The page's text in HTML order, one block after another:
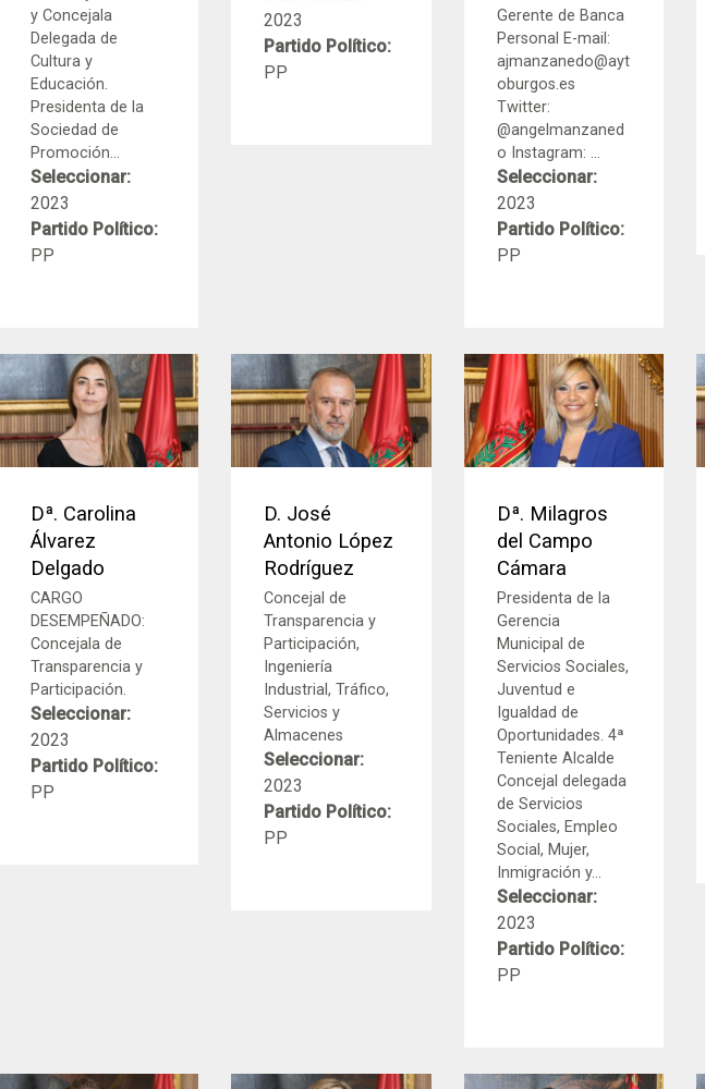
y Concejala
Delegada de
Cultura y
Educación.
Presidenta de la
Sociedad de
Promoción...
Seleccionar:
2023
Partido Político:
PP
2023
Partido Político:
PP
Gerente de Banca
Personal E-mail:
ajmanzanedo@ayt
oburgos.es
Twitter:
@angelmanzaned
o Instagram: ...
Seleccionar:
2023
Partido Político:
PP
Dª. Carolina
Álvarez
Delgado
CARGO
DESEMPEÑADO:
Concejala de
Transparencia y
Participación.
Seleccionar:
2023
Partido Político:
PP
D. José
Antonio López
Rodríguez
Concejal de
Transparencia y
Participación,
Ingeniería
Industrial, Tráfico,
Servicios y
Almacenes
Seleccionar:
2023
Partido Político:
PP
Dª. Milagros
del Campo
Cámara
Presidenta de la
Gerencia
Municipal de
Servicios Sociales,
Juventud e
Igualdad de
Oportunidades. 4ª
Teniente Alcalde
Concejal delegada
de Servicios
Sociales, Empleo
Social, Mujer,
Inmigración y...
Seleccionar:
2023
Partido Político:
PP